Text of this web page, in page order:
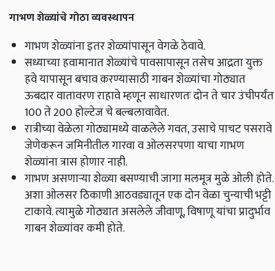
गाभणशेळ्यांचे गोठा व्यवस्थापन
गाभण शेळ्यांना इतर शेळ्यांपासून वेगळे ठेवावे.
सध्याच्या हवामानात शेळ्यांचे पावसापासून तसेच आद्रता युक्त
हवे यापासून बचाव करण्यासाठी गाबन शेळ्यांचा गोठ्यात
ऊबदार वातावरण राहावे म्हणून साधारणतः दोन ते चार उंचीपर्यंत
100 ते 200 होल्टेज चे बल्बलावावेत.
रात्रीच्या वेळेला गोठ्यामध्ये वाळलेले गवत, उसाचे पाचट पसरावे
जेणेकरून जमिनीतील गारवा व ओलसरपणा याचा गाभण
शेळ्यांना त्रास होणार नाही.
गाभण असणाऱ्या शेळ्या बसण्याची जागा मलमूत्र मुळे ओली होते.
अशा ओलसर ठिकाणी आठवड्यातून एक दोन वेळा चुन्याची भट्टी
टाकावे. त्यामुळे गोठ्यात असलेले जीवाणू, विषाणू यांचा प्रादुर्भाव
गाबन शेळ्यांवर कमी होते.